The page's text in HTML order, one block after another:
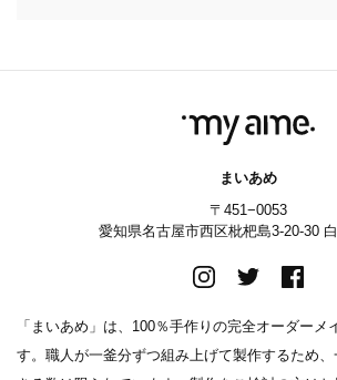
まいあめ
〒451−0053
愛知県名古屋市西区枇杷島3-20-30
「まいあめ」は、100％手作りの完全オーダーメ
す。職人が一釜分ずつ組み上げて製作するため